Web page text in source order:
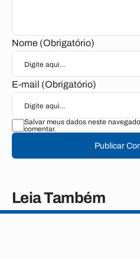
Nome (Obrigatório)
E-mail (Obrigatório)
Salvar meus dados neste
comentar.
Publicar
Leia Também